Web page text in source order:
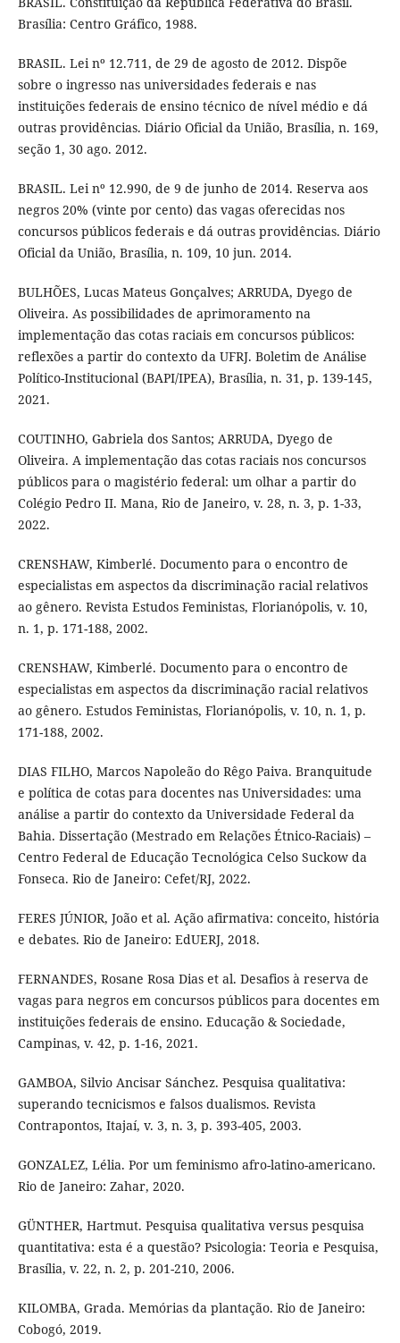
Brasília: Centro Gráfico, 1988.
BRASIL. Lei nº 12.711, de 29 de agosto de 2012. Dispõe
sobre o ingresso nas universidades federais e nas
instituições federais de ensino técnico de nível médio e dá
outras providências. Diário Oficial da União, Brasília, n. 169,
seção 1, 30 ago. 2012.
BRASIL. Lei nº 12.990, de 9 de junho de 2014. Reserva aos
negros 20% (vinte por cento) das vagas oferecidas nos
concursos públicos federais e dá outras providências. Diário
Oficial da União, Brasília, n. 109, 10 jun. 2014.
BULHÕES, Lucas Mateus Gonçalves; ARRUDA, Dyego de
Oliveira. As possibilidades de aprimoramento na
implementação das cotas raciais em concursos públicos:
reflexões a partir do contexto da UFRJ. Boletim de Análise
Político-Institucional (BAPI/IPEA), Brasília, n. 31, p. 139-145,
2021.
COUTINHO, Gabriela dos Santos; ARRUDA, Dyego de
Oliveira. A implementação das cotas raciais nos concursos
públicos para o magistério federal: um olhar a partir do
Colégio Pedro II. Mana, Rio de Janeiro, v. 28, n. 3, p. 1-33,
2022.
CRENSHAW, Kimberlé. Documento para o encontro de
especialistas em aspectos da discriminação racial relativos
ao gênero. Revista Estudos Feministas, Florianópolis, v. 10,
n. 1, p. 171-188, 2002.
CRENSHAW, Kimberlé. Documento para o encontro de
especialistas em aspectos da discriminação racial relativos
ao gênero. Estudos Feministas, Florianópolis, v. 10, n. 1, p.
171-188, 2002.
DIAS FILHO, Marcos Napoleão do Rêgo Paiva. Branquitude
e política de cotas para docentes nas Universidades: uma
análise a partir do contexto da Universidade Federal da
Bahia. Dissertação (Mestrado em Relações Étnico-Raciais) –
Centro Federal de Educação Tecnológica Celso Suckow da
Fonseca. Rio de Janeiro: Cefet/RJ, 2022.
FERES JÚNIOR, João et al. Ação afirmativa: conceito, história
e debates. Rio de Janeiro: EdUERJ, 2018.
FERNANDES, Rosane Rosa Dias et al. Desafios à reserva de
vagas para negros em concursos públicos para docentes em
instituições federais de ensino. Educação & Sociedade,
Campinas, v. 42, p. 1-16, 2021.
GAMBOA, Silvio Ancisar Sánchez. Pesquisa qualitativa:
superando tecnicismos e falsos dualismos. Revista
Contrapontos, Itajaí, v. 3, n. 3, p. 393-405, 2003.
GONZALEZ, Lélia. Por um feminismo afro-latino-americano.
Rio de Janeiro: Zahar, 2020.
GÜNTHER, Hartmut. Pesquisa qualitativa versus pesquisa
quantitativa: esta é a questão? Psicologia: Teoria e Pesquisa,
Brasília, v. 22, n. 2, p. 201-210, 2006.
KILOMBA, Grada. Memórias da plantação. Rio de Janeiro:
Cobogó, 2019.